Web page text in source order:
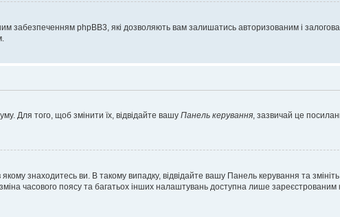
phpBB3, які дозволяють вам залишатись авторизованим і
Для того, щоб змінити їх, відвідайте вашу Панель керування, зазвичай це
знаходитесь ви. В такому випадку, відвідайте вашу Панель керування та
часового поясу та багатьох інших налаштувань доступна лише